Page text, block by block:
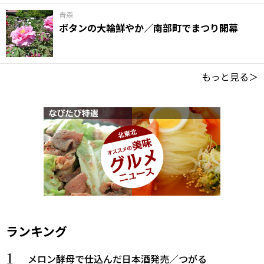
青森
ボタンの大輪鮮やか／南部町でまつり開幕
もっと見る＞
ランキング
メロン酵母で仕込んだ日本酒発売／つがる